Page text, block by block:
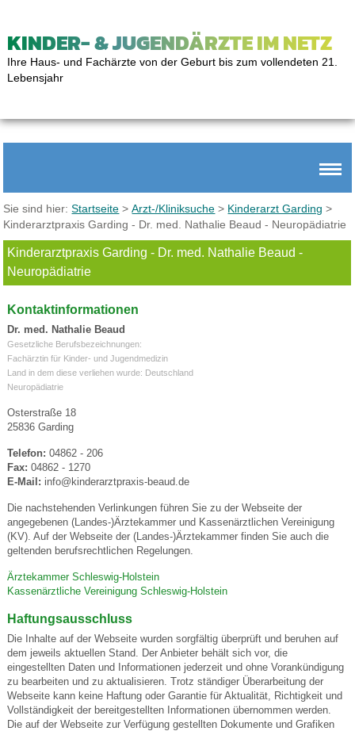
KINDER- & JUGENDÄRZTE IM NETZ
Ihre Haus- und Fachärzte von der Geburt bis zum vollendeten 21.
Lebensjahr
Sie sind hier:Startseite >Arzt-/Kliniksuche > Kinderarzt Garding >
Kinderarztpraxis Garding - Dr. med. Nathalie Beaud - Neuropädiatrie
Kinderarztpraxis Garding - Dr. med. Nathalie Beaud -
Neuropädiatrie
Kontaktinformationen
Dr. med. Nathalie Beaud
Gesetzliche Berufsbezeichnungen:
Fachärztin für Kinder- und Jugendmedizin
Land in dem diese verliehen wurde: Deutschland
Neuropädiatrie
Osterstraße 18
25836 Garding
Telefon: 04862 - 206
Fax: 04862 - 1270
E-Mail: info@kinderarztpraxis-beaud.de
Die nachstehenden Verlinkungen führen Sie zu der Webseite der
angegebenen (Landes-)Ärztekammer und Kassenärztlichen Vereinigung
(KV). Auf der Webseite der (Landes-)Ärztekammer finden Sie auch die
geltenden berufsrechtlichen Regelungen.
Ärztekammer Schleswig-Holstein
Kassenärztliche Vereinigung Schleswig-Holstein
Haftungsausschluss
Die Inhalte auf der Webseite wurden sorgfältig überprüft und beruhen auf
dem jeweils aktuellen Stand. Der Anbieter behält sich vor, die
eingestellten Daten und Informationen jederzeit und ohne Vorankündigung
zu bearbeiten und zu aktualisieren. Trotz ständiger Überarbeitung der
Webseite kann keine Haftung oder Garantie für Aktualität, Richtigkeit und
Vollständigkeit der bereitgestellten Informationen übernommen werden.
Die auf der Webseite zur Verfügung gestellten Dokumente und Grafiken